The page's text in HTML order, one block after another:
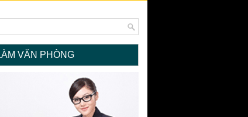
VĂN PHÒNG